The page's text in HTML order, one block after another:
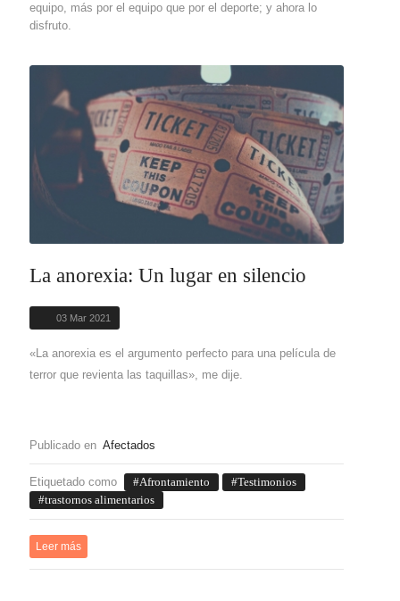
equipo, más por el equipo que por el deporte; y ahora lo
disfruto.
La anorexia: Un lugar en silencio
03 Mar 2021
«La anorexia es el argumento perfecto para una película de
terror que revienta las taquillas», me dije.
Publicado en Afectados
Etiquetado como Afrontamiento
Testimonios
trastornos alimentarios
Leer más